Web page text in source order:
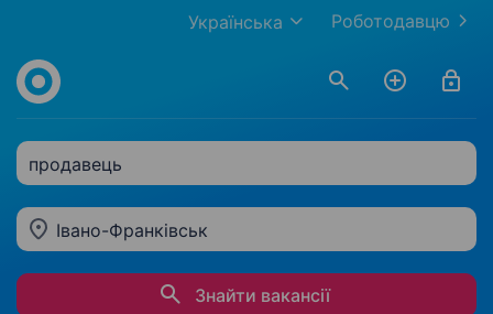
Роботодавцю
Українська
продавець
Івано-Франківськ
Знайти вакансії